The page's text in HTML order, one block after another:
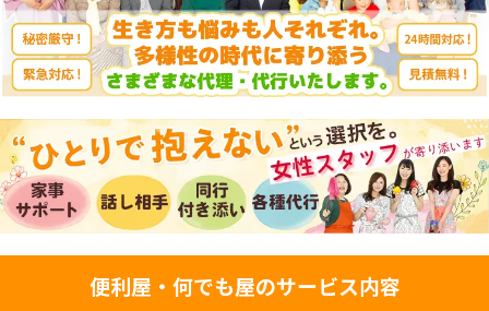
便利屋・何でも屋のサービス内容